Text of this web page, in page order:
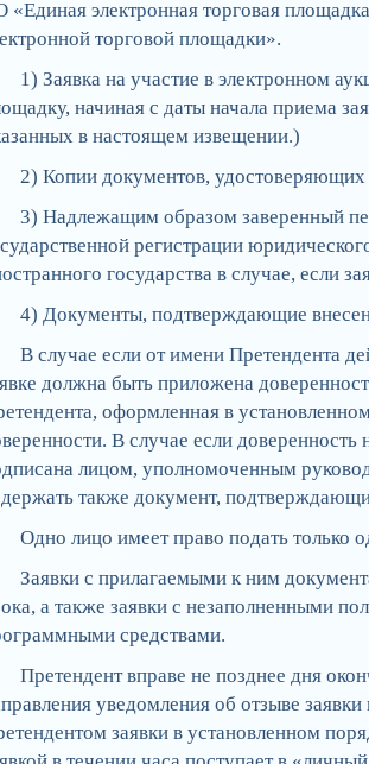
«Единая электронная торговая
торговой площадки».
1) Заявка на участие в электронном
начиная с даты начала приема
в настоящем извещении.)
2) Копии документов,
3) Надлежащим образом заверенный
регистрации
государства в случае, если
4) Документы, подтверждающие
В случае если от имени Претендента
должна быть приложена
оформленная в
В случае если
лицом, уполномоченным
также документ,
Одно лицо имеет право подать только
Заявки с прилагаемыми к ним
а также заявки с незаполненными
средствами.
Претендент вправе не позднее дня
уведомления об отзыве
заявки в установленном